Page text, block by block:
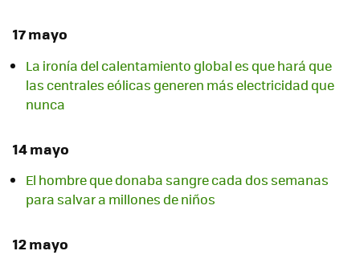
17 mayo
La ironía del calentamiento global es que hará que
las centrales eólicas generen más electricidad que
nunca
14 mayo
El hombre que donaba sangre cada dos semanas
para salvar a millones de niños
12 mayo